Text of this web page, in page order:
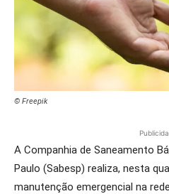
© Freepik
A Companhia de Saneamento
Paulo (Sabesp) realiza, nesta
manutenção emergencial na